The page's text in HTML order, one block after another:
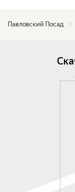
Павловский Посад